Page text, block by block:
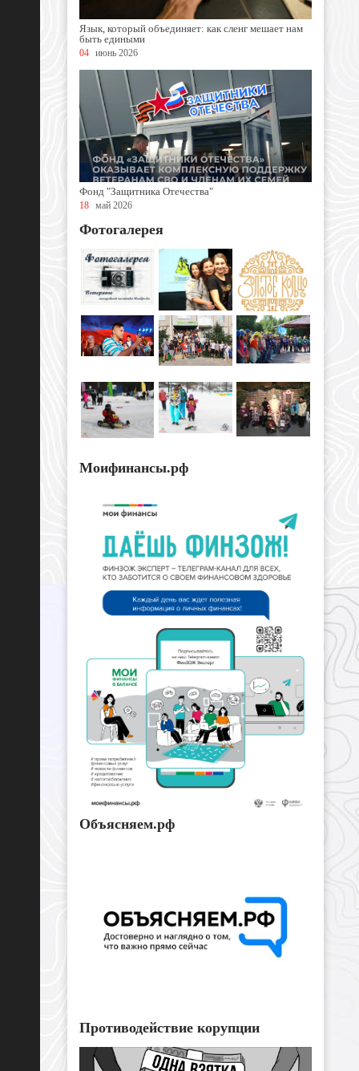
Язык, который объединяет: как сленг мешает нам
быть едиными
04 июнь 2026
Фонд "Защитника Отечества"
18 май 2026
Фотогалерея
Моифинансы.рф
Объясняем.рф
Противодействие корупции